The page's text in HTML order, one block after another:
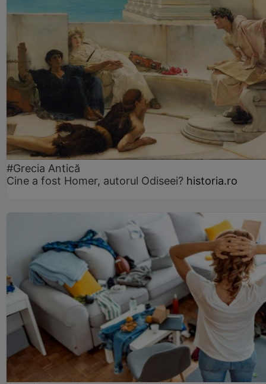
#Grecia Antică
Cine a fost Homer, autorul Odiseei? historia.ro